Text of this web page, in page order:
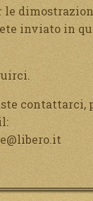
le
inviato in
contattarci,